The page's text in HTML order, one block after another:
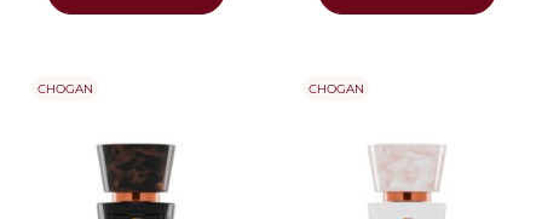
CHOGAN CHOGAN